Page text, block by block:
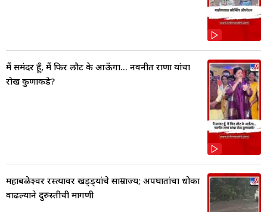
मैं समंदर हूँ, मैं फिर लौट के आऊँगा... नवनीत राणा यांचा
रोख कुणाकडे?
महाबळेश्वर रस्त्यावर खड्ड्यांचे साम्राज्य; अपघातांचा धोका
वाढल्याने दुरुस्तीची मागणी